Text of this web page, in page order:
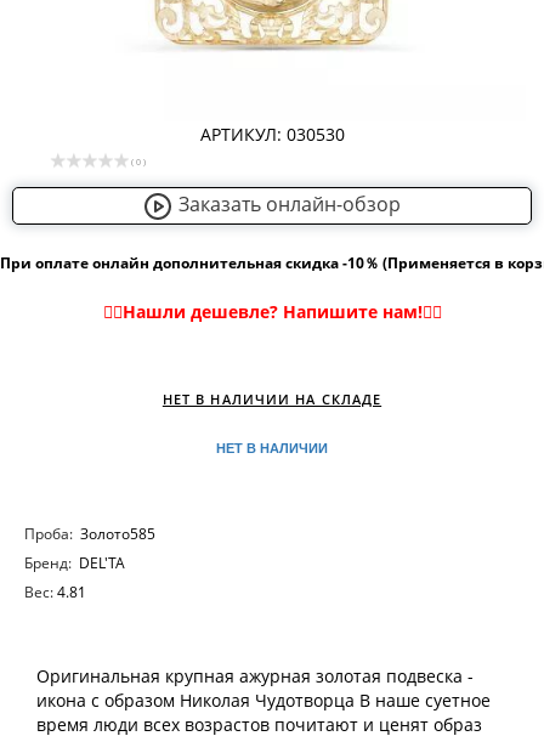
АРТИКУЛ: 030530
( 0 )
Заказать онлайн-обзор
При оплате онлайн дополнительная скидка -10％ (Применяется в
НЕТ В НАЛИЧИИ
НЕТ В НАЛИЧИИ НА СКЛАДЕ
Проба: Золото585
Бренд: DEL'TA
Вес:4.81
Оригинальная крупная ажурная золотая подвеска -
икона с образом Николая Чудотворца В наше суетное
время люди всех возрастов почитают и ценят образ